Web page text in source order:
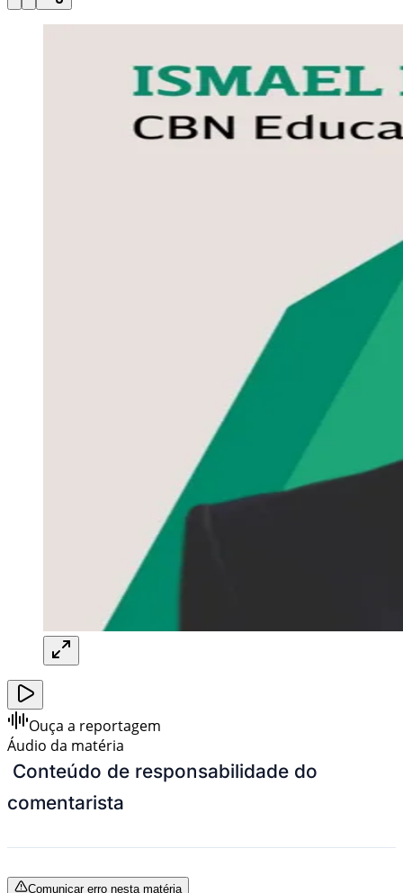
Ouça a reportagem
Áudio da matéria
Conteúdo de responsabilidade do
comentarista
Comunicar erro nesta matéria